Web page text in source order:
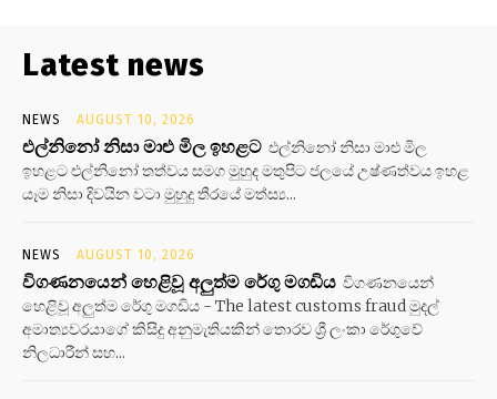
Latest news
NEWS AUGUST 10, 2026
එල්නිනෝ නිසා මාළු මිල ඉහළට එල්නිනෝ නිසා මාළු මිල
ඉහළට එල්නිනෝ තත්වය සමග මුහුද මතුපිට ජලයේ උෂ්ණත්වය ඉහළ
යෑම නිසා දිවයින වටා මුහුදු තීරයේ මත්ස්‍ය...
NEWS AUGUST 10, 2026
විගණනයෙන් හෙළිවූ අලුත්ම රේගු මගඩිය විගණනයෙන්
හෙළිවූ අලුත්ම රේගු මගඩිය - The latest customs fraud මුදල්
අමාත්‍යවරයාගේ කිසිදු අනුමැතියකින් තොරව ශ්‍රී ලංකා රේගුවේ
නිලධාරීන් සහ...